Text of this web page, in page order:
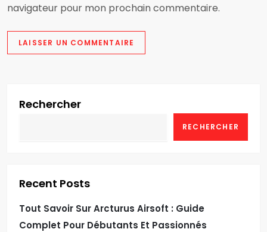
navigateur pour mon prochain commentaire.
Rechercher
RECHERCHER
Recent Posts
Tout Savoir Sur Arcturus Airsoft : Guide
Complet Pour Débutants Et Passionnés